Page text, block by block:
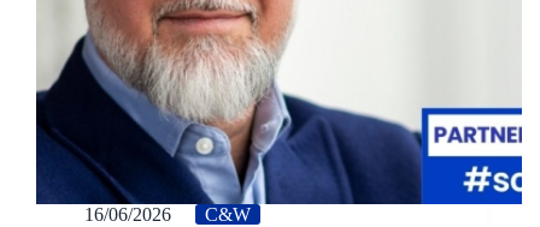
16/06/2026 C&W